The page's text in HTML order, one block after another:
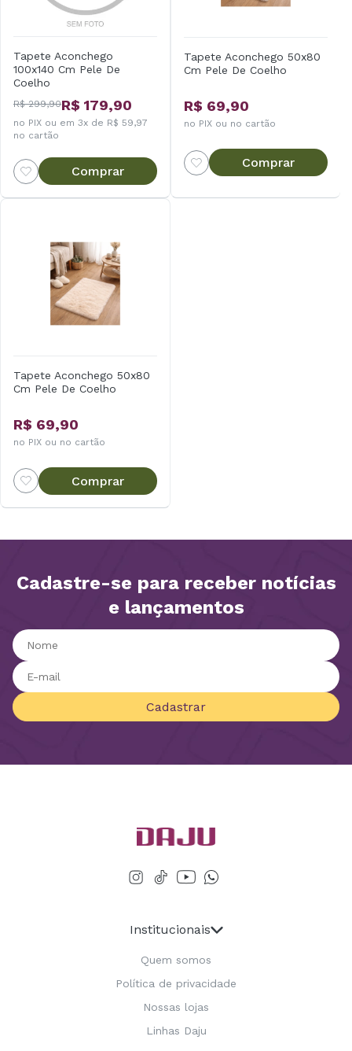
Tapete Aconchego
100x140 Cm Pele De
Coelho
R$ 299,90R$ 179,90
no PIX ou em 3x de R$ 59,97
no cartão
Comprar
Tapete Aconchego 50x80
Cm Pele De Coelho
R$ 69,90
no PIX ou no cartão
Comprar
Tapete Aconchego 50x80
Cm Pele De Coelho
R$ 69,90
no PIX ou no cartão
Comprar
Cadastre-se para receber notícias
e lançamentos
Cadastrar
Institucionais
Quem somos
Política de privacidade
Nossas lojas
Linhas Daju